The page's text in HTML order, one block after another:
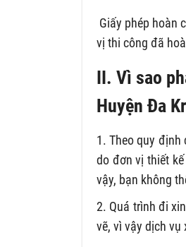
Giấy phép hoàn
vị thi công đã
II. Vì sao
Huyện Đa
1. Theo quy định
do đơn vị thiết
vậy, bạn không
2. Quá trình đi
vẽ, vì vậy dịch